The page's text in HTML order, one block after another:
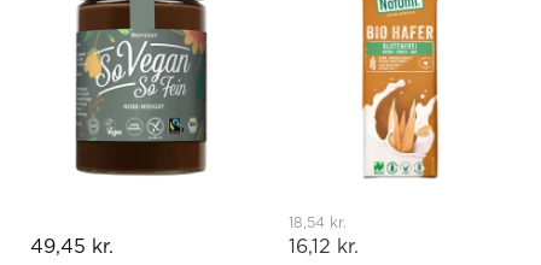
49,45 kr.
18,54 kr.
16,12 kr.